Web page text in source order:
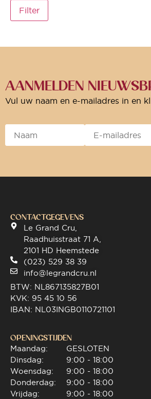
Filter
AANMELDEN
Vul uw naam en e-mailadres in en
CONTACTGEGEVENS
Le Grand Cru,
Raadhuisstraat 71 A,
2101 HD Heemstede
(023) 529 38 39
info@legrandcru.nl
BTW: NL867135827B01
KVK: 95 45 10 56
IBAN: NL03INGB0110721101
OPENINGSTIJDEN
Maandag:
Dinsdag:
Woensdag:
Donderdag:
Vrijdag:
GESLOTEN
9:00 - 18:00
9:00 - 18:00
9:00 - 18:00
9:00 - 18:00